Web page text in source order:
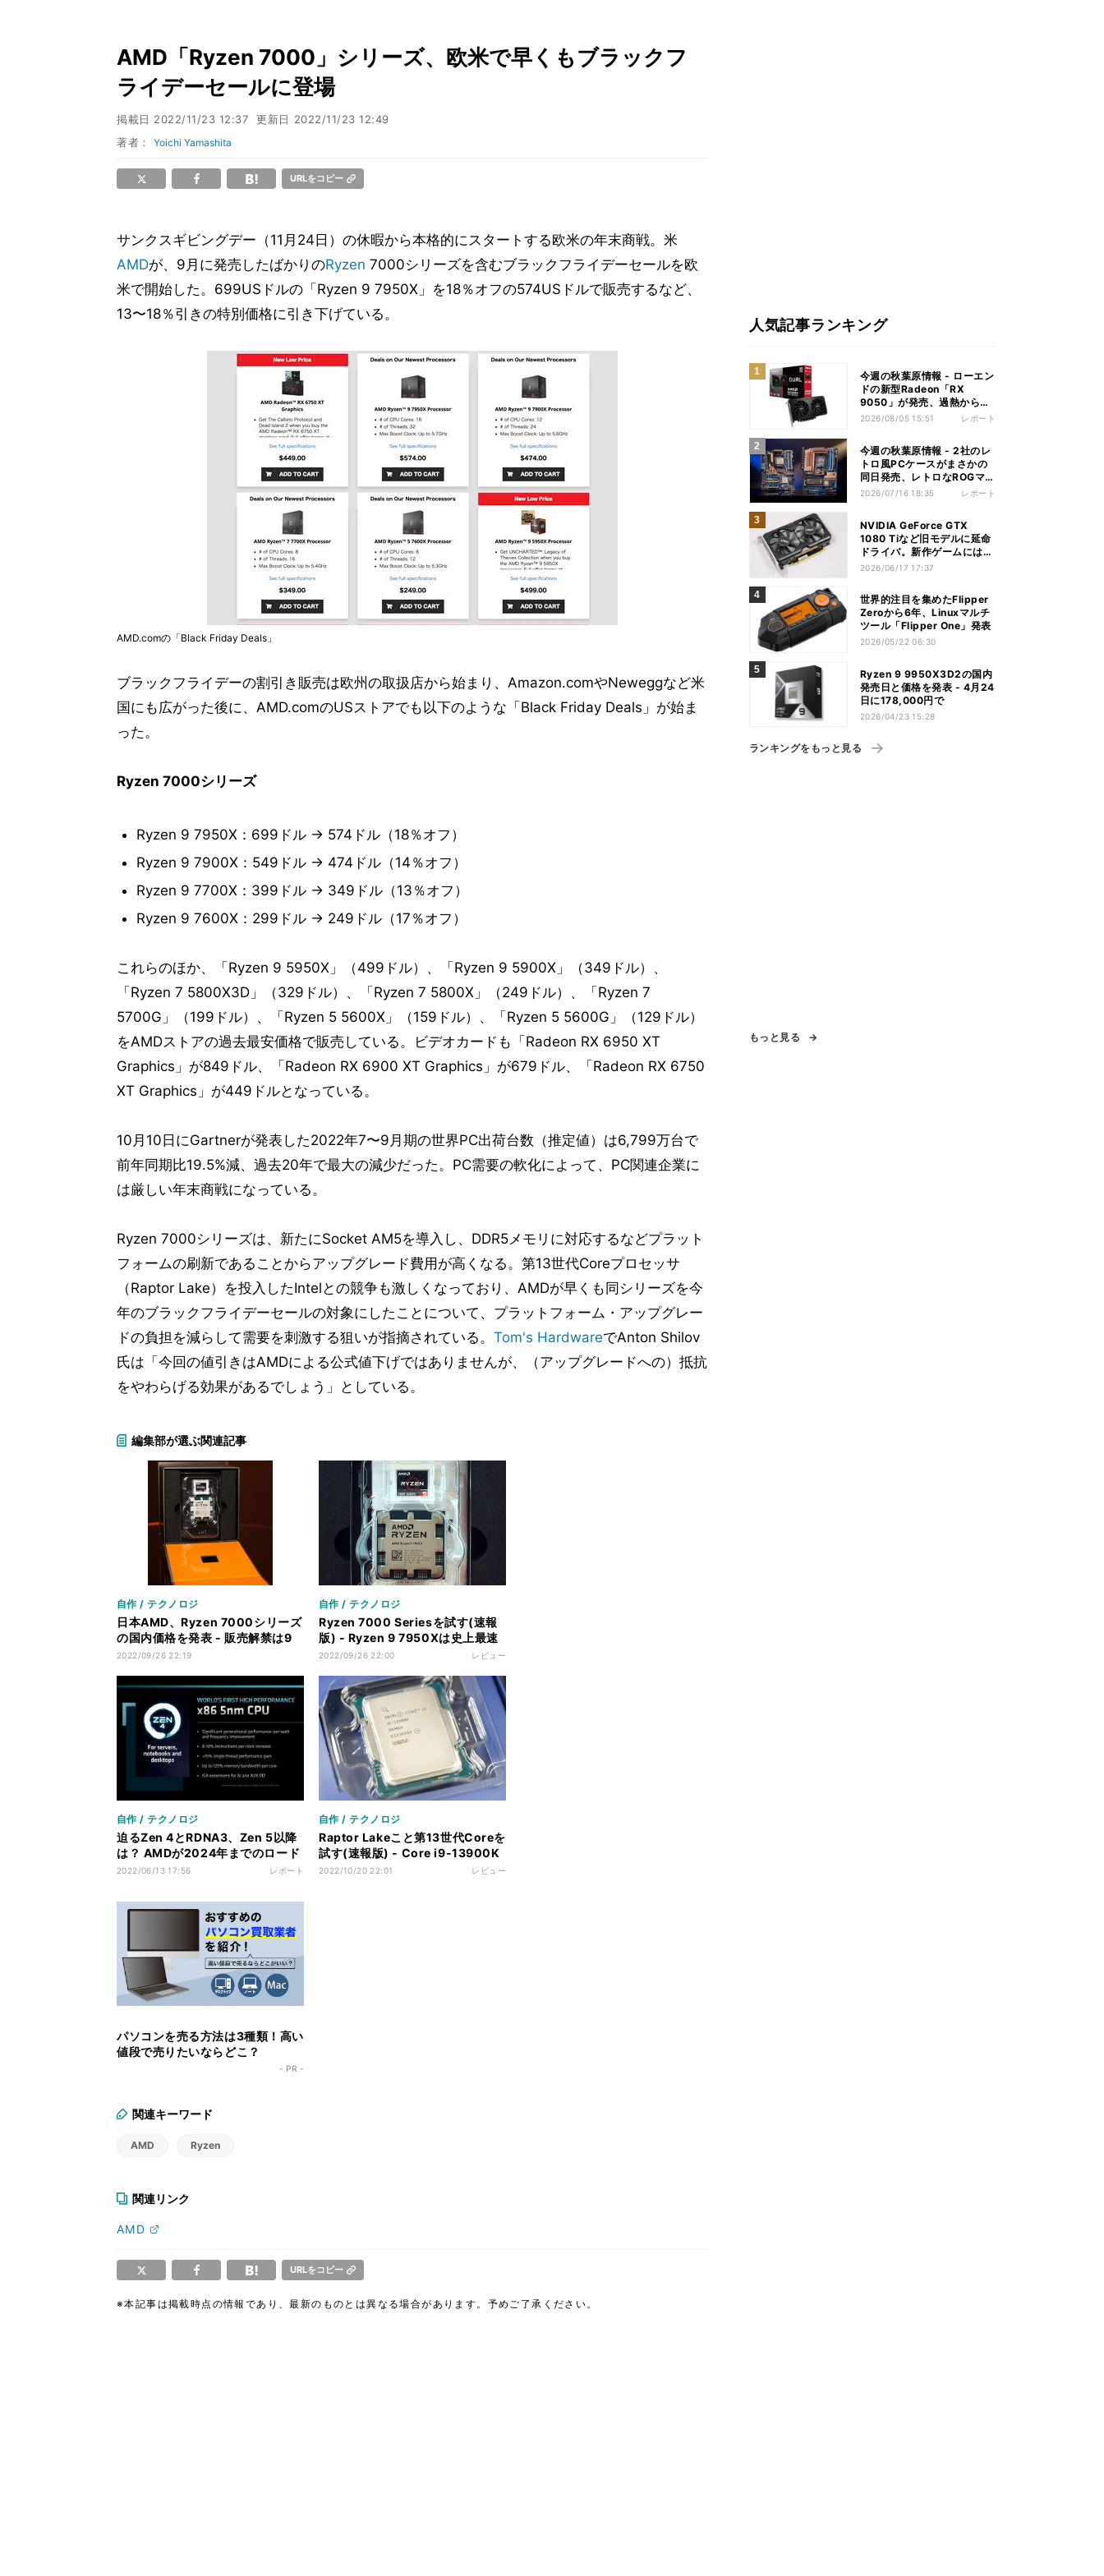
AMD「Ryzen 7000」シリーズ、欧米で早くもブラックフ
ライデーセールに登場
掲載日 2022/11/23 12:37 更新日 2022/11/23 12:49
著者：Yoichi Yamashita
URLをコピー
サンクスギビングデー（11月24日）の休暇から本格的にスタートする欧米の年末商戦。米
AMDが、9月に発売したばかりのRyzen 7000シリーズを含むブラックフライデーセールを欧
米で開始した。699USドルの「Ryzen 9 7950X」を18％オフの574USドルで販売するなど、
13〜18％引きの特別価格に引き下げている。
AMD.comの「Black Friday Deals」
ブラックフライデーの割引き販売は欧州の取扱店から始まり、Amazon.comやNeweggなど米
国にも広がった後に、AMD.comのUSストアでも以下のような「Black Friday Deals」が始ま
った。
Ryzen 7000シリーズ
Ryzen 9 7950X：699ドル → 574ドル（18％オフ）
Ryzen 9 7900X：549ドル → 474ドル（14％オフ）
Ryzen 9 7700X：399ドル → 349ドル（13％オフ）
Ryzen 9 7600X：299ドル → 249ドル（17％オフ）
これらのほか、「Ryzen 9 5950X」（499ドル）、「Ryzen 9 5900X」（349ドル）、
「Ryzen 7 5800X3D」（329ドル）、「Ryzen 7 5800X」（249ドル）、「Ryzen 7
5700G」（199ドル）、「Ryzen 5 5600X」（159ドル）、「Ryzen 5 5600G」（129ドル）
をAMDストアの過去最安価格で販売している。ビデオカードも「Radeon RX 6950 XT
Graphics」が849ドル、「Radeon RX 6900 XT Graphics」が679ドル、「Radeon RX 6750
XT Graphics」が449ドルとなっている。
10月10日にGartnerが発表した2022年7〜9月期の世界PC出荷台数（推定値）は6,799万台で
前年同期比19.5%減、過去20年で最大の減少だった。PC需要の軟化によって、PC関連企業に
は厳しい年末商戦になっている。
Ryzen 7000シリーズは、新たにSocket AM5を導入し、DDR5メモリに対応するなどプラット
フォームの刷新であることからアップグレード費用が高くなる。第13世代Coreプロセッサ
（Raptor Lake）を投入したIntelとの競争も激しくなっており、AMDが早くも同シリーズを今
年のブラックフライデーセールの対象にしたことについて、プラットフォーム・アップグレー
ドの負担を減らして需要を刺激する狙いが指摘されている。 Tom's HardwareでAnton Shilov
氏は「今回の値引きはAMDによる公式値下げではありませんが、（アップグレードへの）抵抗
をやわらげる効果があるでしょう」としている。
編集部が選ぶ関連記事
自作 / テクノロジ
日本AMD、Ryzen 7000シリーズ
の国内価格を発表 - 販売解禁は9
月30日に決定
2022/09/26 22:19
自作 / テクノロジ
Ryzen 7000 Seriesを試す(速報
版) - Ryzen 9 7950Xは史上最速
なるか、Zen 4世代の実性能テス
2022/09/26 22:00 レビュー
自作 / テクノロジ
迫るZen 4とRDNA3、Zen 5以降
は？ AMDが2024年までのロード
マップ - AMD Financial Analyst
2022/06/13 17:56 レポート
自作 / テクノロジ
Raptor Lakeこと第13世代Coreを
試す(速報版) - Core i9-13900K
の実性能をベンチマークテスト
2022/10/20 22:01 レビュー
パソコンを売る方法は3種類！高い
値段で売りたいならどこ？
- PR -
関連キーワード
AMD Ryzen
関連リンク
AMD
URLをコピー
※本記事は掲載時点の情報であり、最新のものとは異なる場合があります。予めご了承ください。
人気記事ランキング
今週の秋葉原情報 - ローエン
ドの新型Radeon「RX
9050」が発売、過熱から守
れる電源ケーブルも
2026/08/05 15:51 レポート
今週の秋葉原情報 - 2社のレ
トロ風PCケースがまさかの
同日発売、レトロなROGマザ
ーも登場
2026/07/16 18:35 レポート
NVIDIA GeForce GTX
1080 Tiなど旧モデルに延命
ドライバ。新作ゲームには非
対応
2026/06/17 17:37
世界的注目を集めたFlipper
Zeroから6年、Linuxマルチ
ツール「Flipper One」発表
2026/05/22 06:30
Ryzen 9 9950X3D2の国内
発売日と価格を発表 - 4月24
日に178,000円で
2026/04/23 15:28
ランキングをもっと見る
もっと見る